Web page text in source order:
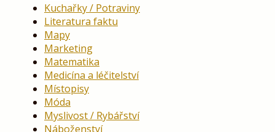
Kuchařky / Potraviny
Literatura faktu
Mapy
Marketing
Matematika
Medicína a léčitelství
Místopisy
Móda
Myslivost / Rybářství
Náboženství